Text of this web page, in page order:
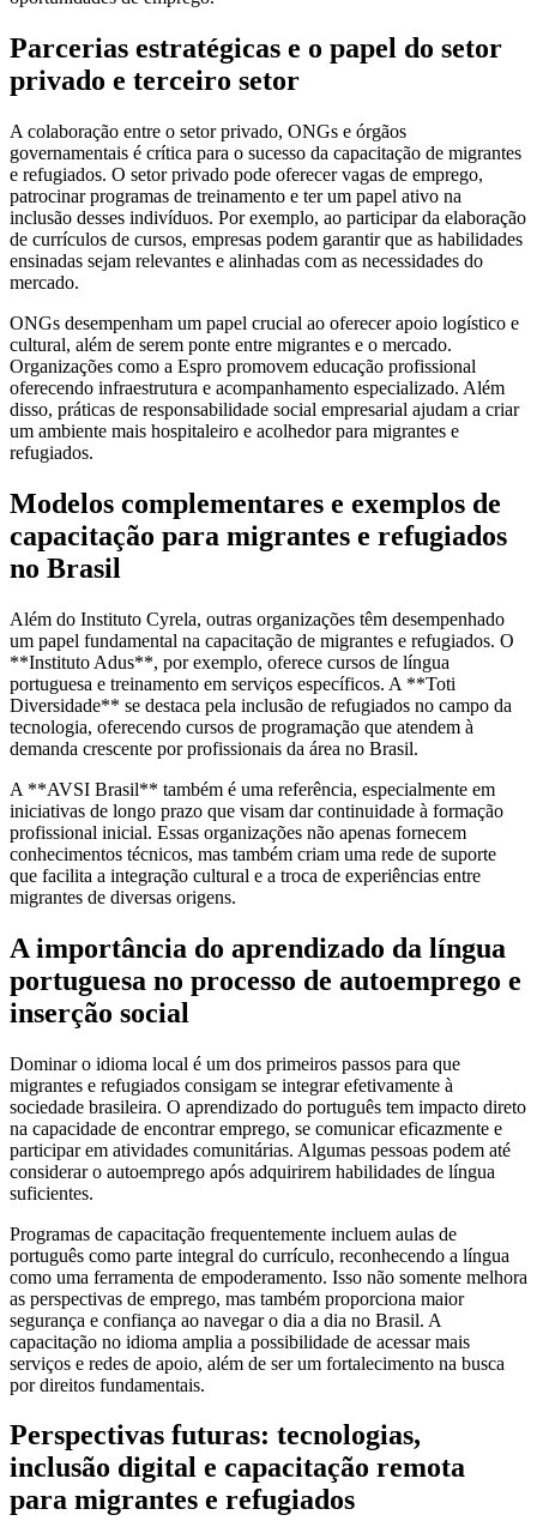
Parcerias estratégicas e o papel do setor
privado e terceiro setor
A colaboração entre o setor privado, ONGs e órgãos
governamentais é crítica para o sucesso da capacitação de migrantes
e refugiados. O setor privado pode oferecer vagas de emprego,
patrocinar programas de treinamento e ter um papel ativo na
inclusão desses indivíduos. Por exemplo, ao participar da elaboração
de currículos de cursos, empresas podem garantir que as habilidades
ensinadas sejam relevantes e alinhadas com as necessidades do
mercado.
ONGs desempenham um papel crucial ao oferecer apoio logístico e
cultural, além de serem ponte entre migrantes e o mercado.
Organizações como a Espro promovem educação profissional
oferecendo infraestrutura e acompanhamento especializado. Além
disso, práticas de responsabilidade social empresarial ajudam a criar
um ambiente mais hospitaleiro e acolhedor para migrantes e
refugiados.
Modelos complementares e exemplos de
capacitação para migrantes e refugiados
no Brasil
Além do Instituto Cyrela, outras organizações têm desempenhado
um papel fundamental na capacitação de migrantes e refugiados. O
**Instituto Adus**, por exemplo, oferece cursos de língua
portuguesa e treinamento em serviços específicos. A **Toti
Diversidade** se destaca pela inclusão de refugiados no campo da
tecnologia, oferecendo cursos de programação que atendem à
demanda crescente por profissionais da área no Brasil.
A **AVSI Brasil** também é uma referência, especialmente em
iniciativas de longo prazo que visam dar continuidade à formação
profissional inicial. Essas organizações não apenas fornecem
conhecimentos técnicos, mas também criam uma rede de suporte
que facilita a integração cultural e a troca de experiências entre
migrantes de diversas origens.
A importância do aprendizado da língua
portuguesa no processo de autoemprego e
inserção social
Dominar o idioma local é um dos primeiros passos para que
migrantes e refugiados consigam se integrar efetivamente à
sociedade brasileira. O aprendizado do português tem impacto direto
na capacidade de encontrar emprego, se comunicar eficazmente e
participar em atividades comunitárias. Algumas pessoas podem até
considerar o autoemprego após adquirirem habilidades de língua
suficientes.
Programas de capacitação frequentemente incluem aulas de
português como parte integral do currículo, reconhecendo a língua
como uma ferramenta de empoderamento. Isso não somente melhora
as perspectivas de emprego, mas também proporciona maior
segurança e confiança ao navegar o dia a dia no Brasil. A
capacitação no idioma amplia a possibilidade de acessar mais
serviços e redes de apoio, além de ser um fortalecimento na busca
por direitos fundamentais.
Perspectivas futuras: tecnologias,
inclusão digital e capacitação remota
para migrantes e refugiados